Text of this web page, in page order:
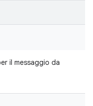
il messaggio da